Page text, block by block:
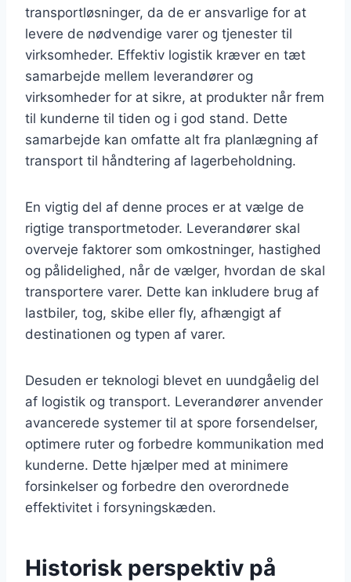
transportløsninger, da de er ansvarlige for at
levere de nødvendige varer og tjenester til
virksomheder. Effektiv logistik kræver en tæt
samarbejde mellem leverandører og
virksomheder for at sikre, at produkter når frem
til kunderne til tiden og i god stand. Dette
samarbejde kan omfatte alt fra planlægning af
transport til håndtering af lagerbeholdning.
En vigtig del af denne proces er at vælge de
rigtige transportmetoder. Leverandører skal
overveje faktorer som omkostninger, hastighed
og pålidelighed, når de vælger, hvordan de skal
transportere varer. Dette kan inkludere brug af
lastbiler, tog, skibe eller fly, afhængigt af
destinationen og typen af varer.
Desuden er teknologi blevet en uundgåelig del
af logistik og transport. Leverandører anvender
avancerede systemer til at spore forsendelser,
optimere ruter og forbedre kommunikation med
kunderne. Dette hjælper med at minimere
forsinkelser og forbedre den overordnede
effektivitet i forsyningskæden.
Historisk perspektiv på